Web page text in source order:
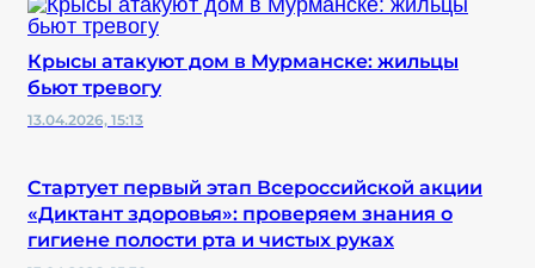
Крысы атакуют дом в Мурманске: жильцы
бьют тревогу
13.04.2026, 15:13
Стартует первый этап Всероссийской акции
«Диктант здоровья»: проверяем знания о
гигиене полости рта и чистых руках